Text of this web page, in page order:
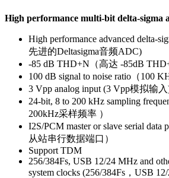
High performance multi-bit delta-sigma
High performance advanced delta-
先进的Deltasigma音频ADC)
-85 dB THD+N（高达 -85dB
100 dB signal to noise ratio（100
3 Vpp analog input (3 Vpp模拟输
24-bit, 8 to 200 kHz sampling
200kHz采样频率 ）
I2S/PCM master or slave serial
从站串行数据端口）
Support TDM
256/384Fs, USB 12/24 MHz and
system clocks (256/384Fs，USB